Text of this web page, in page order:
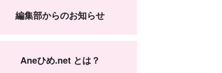
編集部からのお知らせ
Aneひめ.net とは？